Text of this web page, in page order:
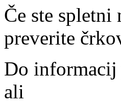
Če ste
preverite
Do
ali